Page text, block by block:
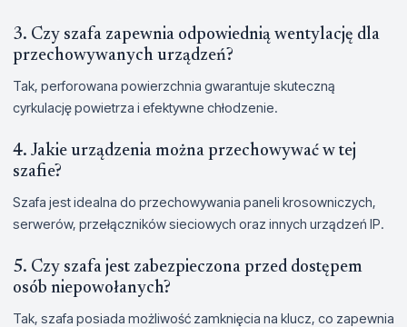
3. Czy szafa zapewnia odpowiednią wentylację dla
przechowywanych urządzeń?
Tak, perforowana powierzchnia gwarantuje skuteczną
cyrkulację powietrza i efektywne chłodzenie.
4. Jakie urządzenia można przechowywać w tej
szafie?
Szafa jest idealna do przechowywania paneli krosowniczych,
serwerów, przełączników sieciowych oraz innych urządzeń IP.
5. Czy szafa jest zabezpieczona przed dostępem
osób niepowołanych?
Tak, szafa posiada możliwość zamknięcia na klucz, co zapewnia